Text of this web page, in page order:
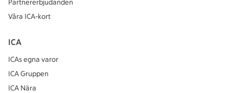
Partnererbjudanden
Våra ICA-kort
ICA
ICAs egna varor
ICA Gruppen
ICA Nära